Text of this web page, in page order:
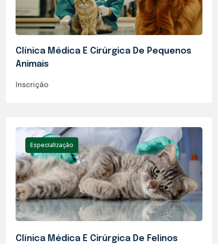
Clínica Médica E Cirúrgica De Pequenos
Animais
Inscrição
Especialização
Clínica Médica E Cirúrgica De Felinos